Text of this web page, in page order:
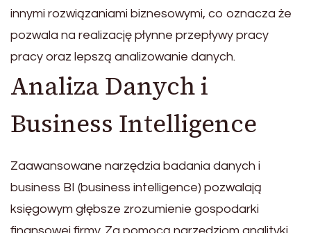
innymi rozwiązaniami biznesowymi, co oznacza że
pozwala na realizację płynne przepływy pracy
pracy oraz lepszą analizowanie danych.
Analiza Danych i
Business Intelligence
Zaawansowane narzędzia badania danych i
business BI (business intelligence) pozwalają
księgowym głębsze zrozumienie gospodarki